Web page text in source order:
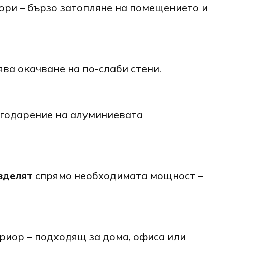
– бързо затопляне на помещението и
окачване на по-слаби стени.
на алуминиевата
спрямо необходимата мощност –
– подходящ за дома, офиса или